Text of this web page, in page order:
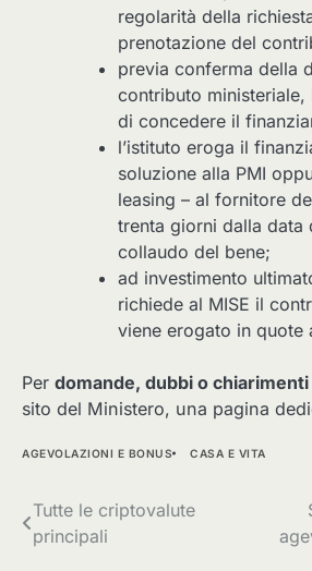
regolarità della
prenotazione del
previa conferma della
contributo ministeriale,
di concedere il
l’istituto eroga il
soluzione alla PMI
leasing – al fornitore
trenta giorni dalla data
collaudo del bene;
ad investimento
richiede al MISE il
viene erogato in quote
Per domande, dubbi o chiarimenti
sito del Ministero, una pagina
AGEVOLAZIONI E BONUS CASA E VITA
Navigazione
articoli
Tutte le criptovalute
principali